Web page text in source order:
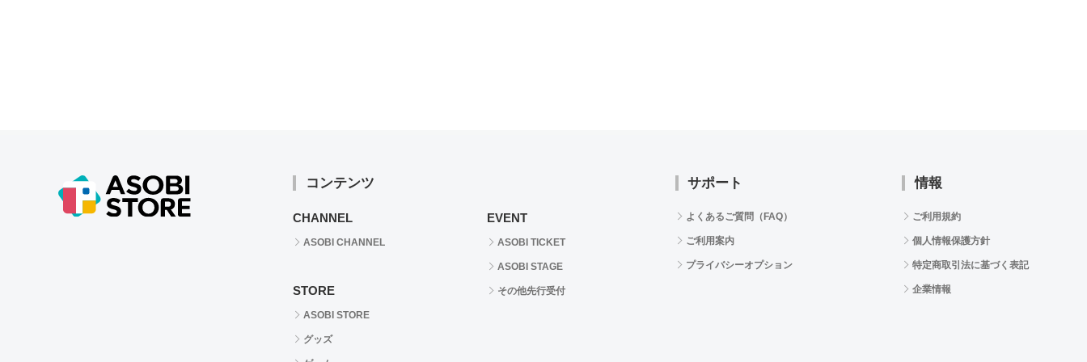
コンテンツ
CHANNEL
ASOBI CHANNEL
STORE
ASOBI STORE
グッズ
EVENT
ASOBI TICKET
ASOBI STAGE
その他先行受付
サポート
よくあるご質問（FAQ）
ご利用案内
プライバシーオプション
情報
ご利用規約
個人情報保護方針
特定商取引法に基づく表記
企業情報